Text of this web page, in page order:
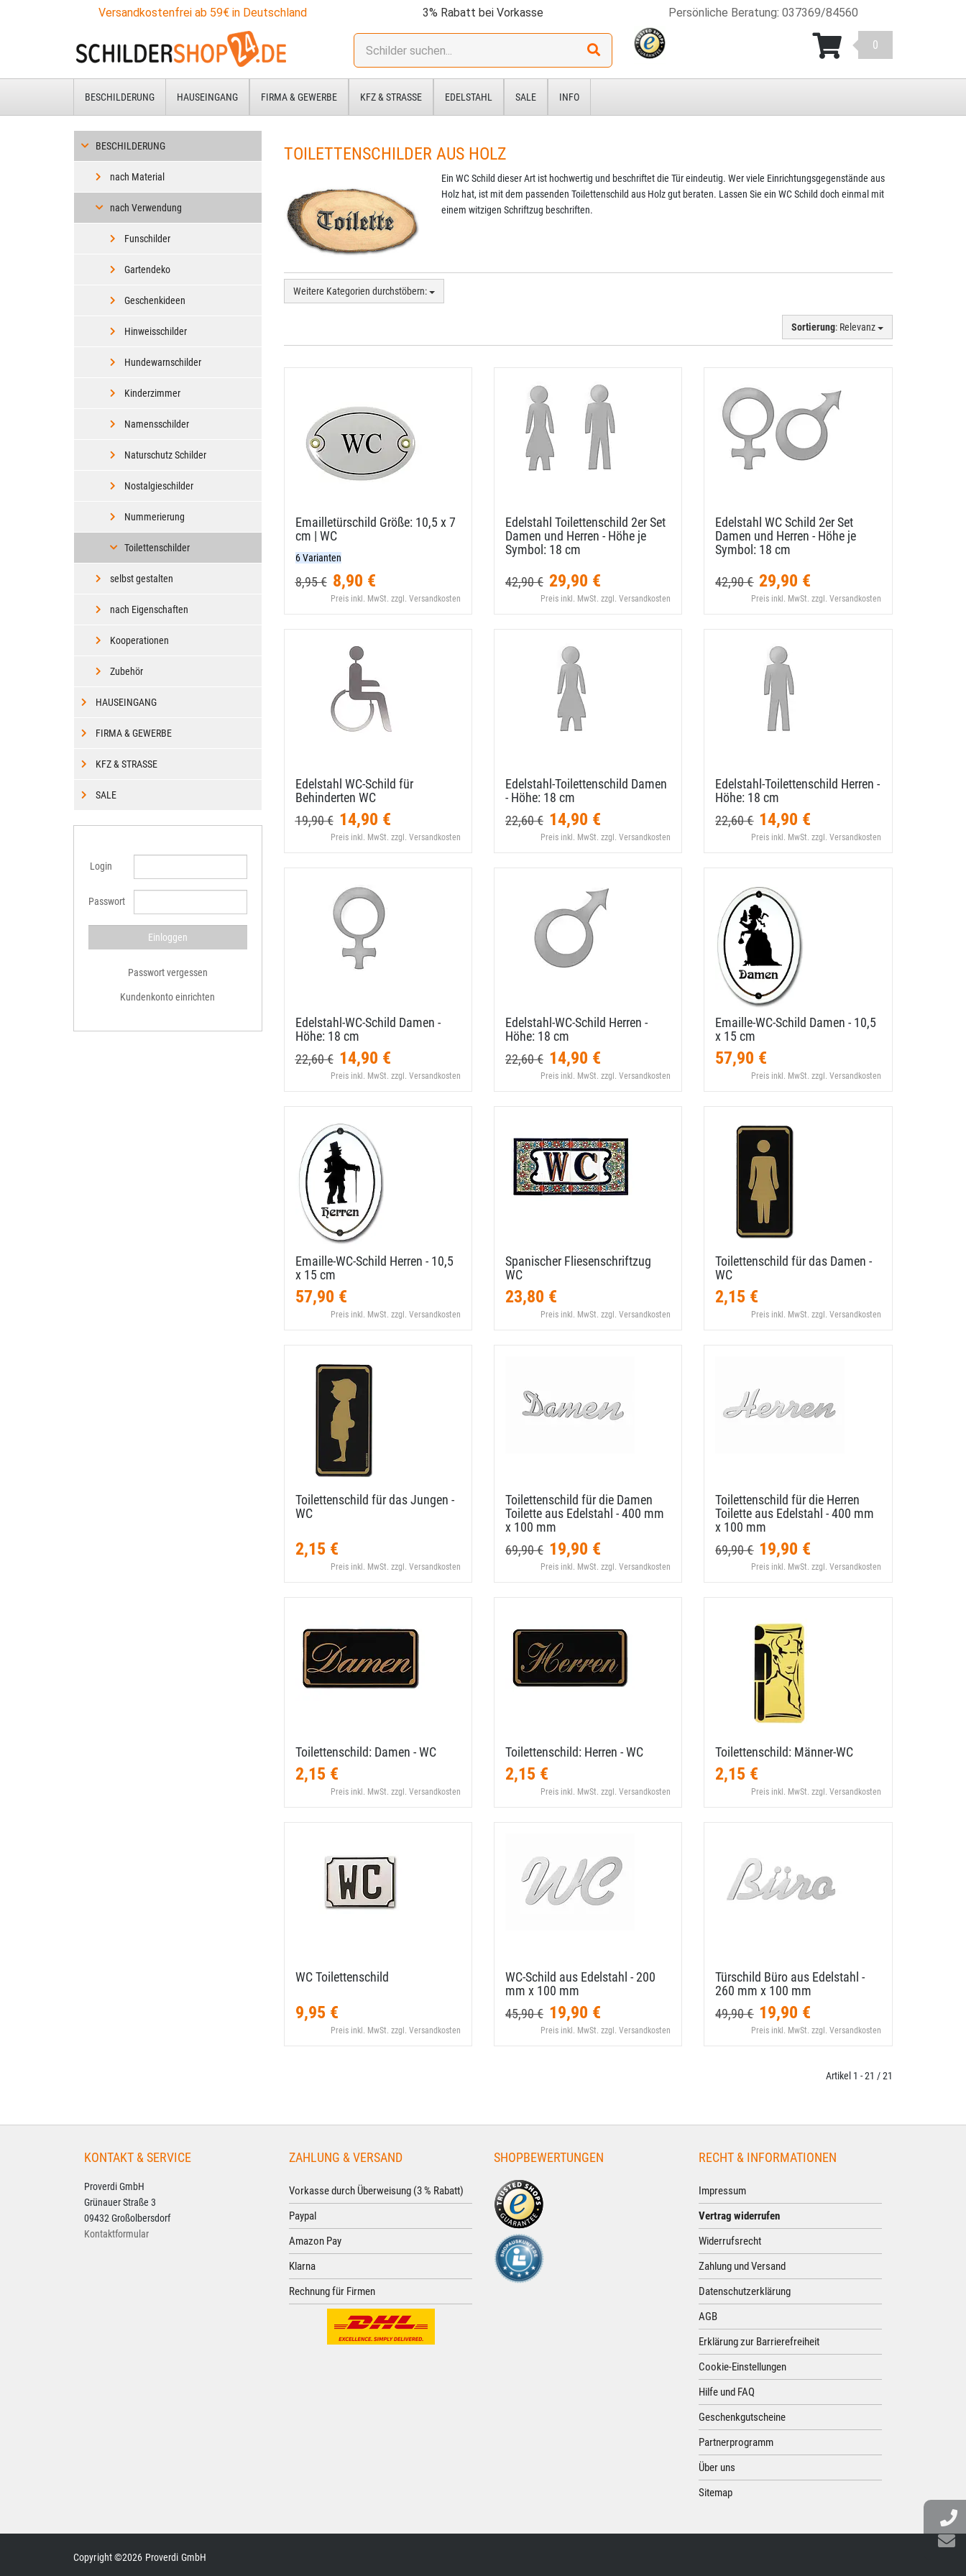
Versandkostenfrei ab 59€ in Deutschland 3% Rabatt bei Vorkasse Persönliche Beratung: 037369/84560
Stichwort: 0
BESCHILDERUNG HAUSEINGANG FIRMA & GEWERBE KFZ & STRASSE EDELSTAHL SALE INFO
TOILETTENSCHILDER AUS HOLZ
Ein WC Schild dieser Art ist hochwertig und beschriftet die Tür eindeutig. Wer viele Einrichtungsgegenstände aus
Holz hat, ist mit dem passenden Toilettenschild aus Holz gut beraten. Lassen Sie ein WC Schild doch einmal mit
einem witzigen Schriftzug beschriften.
Weitere Kategorien durchstöbern:
Sortierung: Relevanz
Emailletürschild Größe: 10,​5 x 7
cm | WC
6 Varianten
8,95 € 8,90 €
Preis inkl. MwSt. zzgl. Versandkosten
Edelstahl Toilettenschild 2er Set
Damen und Herren - Höhe je
Symbol: 18 cm
42,90 € 29,90 €
Preis inkl. MwSt. zzgl. Versandkosten
Edelstahl WC Schild 2er Set
Damen und Herren - Höhe je
Symbol: 18 cm
42,90 € 29,90 €
Preis inkl. MwSt. zzgl. Versandkosten
Edelstahl WC-​Schild für
Behinderten WC
19,90 € 14,90 €
Preis inkl. MwSt. zzgl. Versandkosten
Edelstahl-​Toilettenschild Damen
- Höhe: 18 cm
22,60 € 14,90 €
Preis inkl. MwSt. zzgl. Versandkosten
Edelstahl-​Toilettenschild Herren -
Höhe: 18 cm
22,60 € 14,90 €
Preis inkl. MwSt. zzgl. Versandkosten
Edelstahl-​WC-​Schild Damen -
Höhe: 18 cm
22,60 € 14,90 €
Preis inkl. MwSt. zzgl. Versandkosten
Edelstahl-​WC-​Schild Herren -
Höhe: 18 cm
22,60 € 14,90 €
Preis inkl. MwSt. zzgl. Versandkosten
Emaille-​WC-​Schild Damen - 10,​5
x 15 cm
57,90 €
Preis inkl. MwSt. zzgl. Versandkosten
Emaille-​WC-​Schild Herren - 10,​5
x 15 cm
57,90 €
Preis inkl. MwSt. zzgl. Versandkosten
Spanischer Fliesenschriftzug
WC
23,80 €
Preis inkl. MwSt. zzgl. Versandkosten
Toilettenschild für das Damen -
WC
2,15 €
Preis inkl. MwSt. zzgl. Versandkosten
Toilettenschild für das Jungen -
WC
2,15 €
Preis inkl. MwSt. zzgl. Versandkosten
Toilettenschild für die Damen
Toilette aus Edelstahl - 400 mm
x 100 mm
69,90 € 19,90 €
Preis inkl. MwSt. zzgl. Versandkosten
Toilettenschild für die Herren
Toilette aus Edelstahl - 400 mm
x 100 mm
69,90 € 19,90 €
Preis inkl. MwSt. zzgl. Versandkosten
Toilettenschild: Damen - WC
2,15 €
Preis inkl. MwSt. zzgl. Versandkosten
Toilettenschild: Herren - WC
2,15 €
Preis inkl. MwSt. zzgl. Versandkosten
Toilettenschild: Männer-​WC
2,15 €
Preis inkl. MwSt. zzgl. Versandkosten
WC Toilettenschild
9,95 €
Preis inkl. MwSt. zzgl. Versandkosten
WC-​Schild aus Edelstahl - 200
mm x 100 mm
45,90 € 19,90 €
Preis inkl. MwSt. zzgl. Versandkosten
Türschild Büro aus Edelstahl -
260 mm x 100 mm
49,90 € 19,90 €
Preis inkl. MwSt. zzgl. Versandkosten
Artikel 1 - 21 / 21
BESCHILDERUNG
nach Material
nach Verwendung
Funschilder
Gartendeko
Geschenkideen
Hinweisschilder
Hundewarnschilder
Kinderzimmer
Namensschilder
Naturschutz Schilder
Nostalgieschilder
Nummerierung
Toilettenschilder
selbst gestalten
nach Eigenschaften
Kooperationen
Zubehör
HAUSEINGANG
FIRMA & GEWERBE
KFZ & STRASSE
SALE
Login
Passwort
Passwort vergessen
Kundenkonto einrichten
KONTAKT & SERVICE
Proverdi GmbH
Grünauer Straße 3
09432 Großolbersdorf
Kontaktformular
ZAHLUNG & VERSAND
Vorkasse durch Überweisung (3 % Rabatt)
Paypal
Amazon Pay
Klarna
Rechnung für Firmen
SHOPBEWERTUNGEN RECHT & INFORMATIONEN
Impressum
Vertrag widerrufen
Widerrufsrecht
Zahlung und Versand
Datenschutzerklärung
AGB
Erklärung zur Barrierefreiheit
Cookie-Einstellungen
Hilfe und FAQ
Geschenkgutscheine
Partnerprogramm
Über uns
Sitemap
Copyright ©2026 Proverdi GmbH